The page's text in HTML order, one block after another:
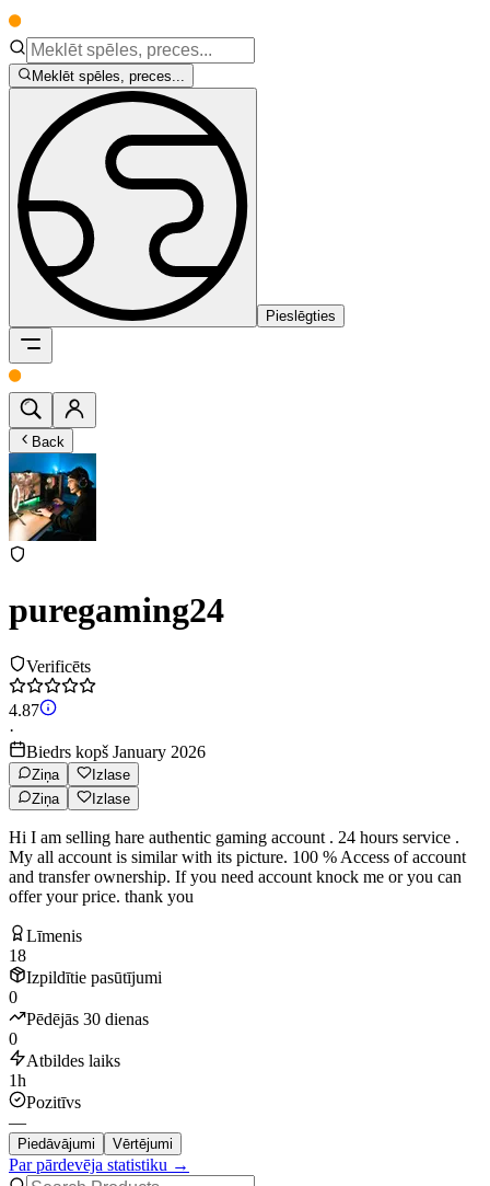
Meklēt spēles, preces...
Pieslēgties
Back
puregaming24
Verificēts
4.87
·
Biedrs kopš January 2026
Ziņa
Izlase
Ziņa
Izlase
Hi I am selling hare authentic gaming account . 24 hours service .
My all account is similar with its picture. 100 % Access of account
and transfer ownership. If you need account knock me or you can
offer your price. thank you
Līmenis
18
Izpildītie pasūtījumi
0
Pēdējās 30 dienas
0
Atbildes laiks
1h
Pozitīvs
—
Piedāvājumi Vērtējumi
Par pārdevēja statistiku →